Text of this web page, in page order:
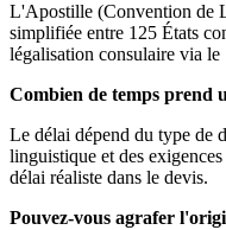
L'Apostille (Convention de
simplifiée entre 125 États
légalisation consulaire via le
Combien de temps prend
Le délai dépend du type de
linguistique et des
délai réaliste dans le devis.
Pouvez-vous agrafer